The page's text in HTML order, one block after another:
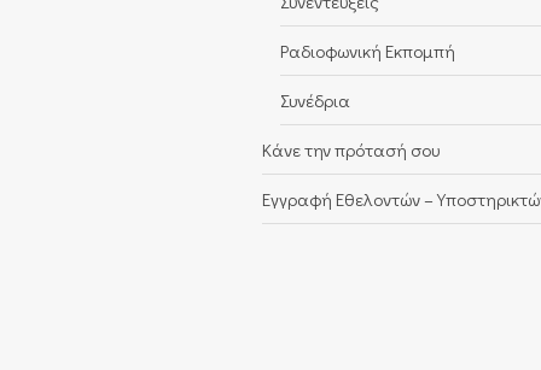
Ραδιοφωνική Εκπομπή
Συνέδρια
Κάνε την πρότασή σου
Εγγραφή Εθελοντών –